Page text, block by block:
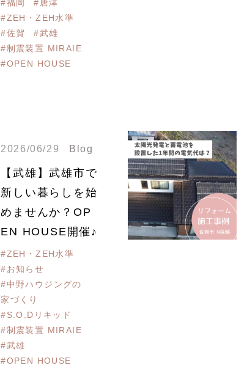
#福岡
#唐津
#ZEH・ZEH水準
#佐賀
#武雄
#制震装置 MIRAIE
#OPEN HOUSE
2026/06/29 Blog
【武雄】武雄市で
新しい暮らしを始
めませんか？OP
EN HOUSE開催♪
#ZEH・ZEH水準
#お知らせ
#中野ハウジングの
家づくり
#S.O.Dリキッド
#制震装置 MIRAIE
#武雄
#OPEN HOUSE